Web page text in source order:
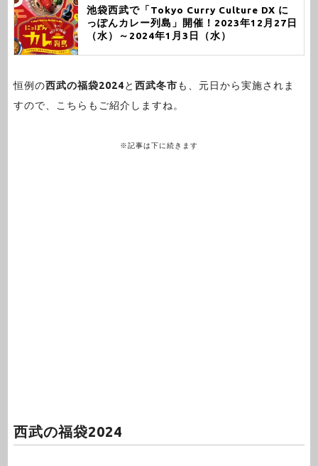
池袋西武で「Tokyo Curry Culture DX に
っぽんカレー列島」開催！2023年12月27日
（水）～2024年1月3日（水）
恒例の西武の福袋2024と 西武冬市も、元日から実施されま
すので、こちらもご紹介しますね。
※記事は下に続きます
西武の福袋2024